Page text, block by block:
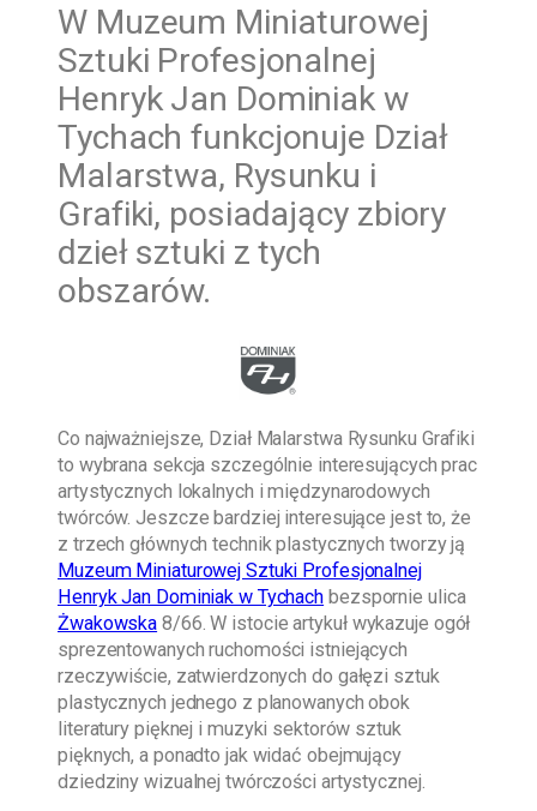
W Muzeum Miniaturowej
Sztuki Profesjonalnej
Henryk Jan Dominiak w
Tychach funkcjonuje Dział
Malarstwa, Rysunku i
Grafiki, posiadający zbiory
dzieł sztuki z tych
obszarów.
Co najważniejsze, Dział Malarstwa Rysunku Grafiki
to wybrana sekcja szczególnie interesujących prac
artystycznych lokalnych i międzynarodowych
twórców. Jeszcze bardziej interesujące jest to, że
z trzech głównych technik plastycznych tworzy ją
Muzeum Miniaturowej Sztuki Profesjonalnej
Henryk Jan Dominiak w Tychach bezspornie ulica
Żwakowska 8/66. W istocie artykuł wykazuje ogół
sprezentowanych ruchomości istniejących
rzeczywiście, zatwierdzonych do gałęzi sztuk
plastycznych jednego z planowanych obok
literatury pięknej i muzyki sektorów sztuk
pięknych, a ponadto jak widać obejmujący
dziedziny wizualnej twórczości artystycznej.